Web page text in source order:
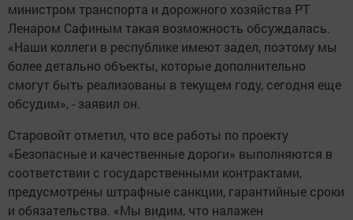
министром транспорта и дорожного хозяйства РТ
Ленаром Сафиным такая возможность обсуждалась.
«Наши коллеги в республике имеют задел, поэтому мы
более детально объекты, которые дополнительно
смогут быть реализованы в текущем году, сегодня еще
обсудим», - заявил он.
Старовойт отметил, что все работы по проекту
«Безопасные и качественные дороги» выполняются в
соответствии с государственными контрактами,
предусмотрены штрафные санкции, гарантийные сроки
и обязательства. «Мы видим, что налажен